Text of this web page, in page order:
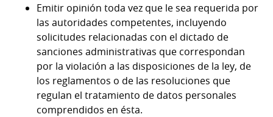
Emitir opinión toda vez que le sea requerida por
las autoridades competentes, incluyendo
solicitudes relacionadas con el dictado de
sanciones administrativas que correspondan
por la violación a las disposiciones de la ley, de
los reglamentos o de las resoluciones que
regulan el tratamiento de datos personales
comprendidos en ésta.